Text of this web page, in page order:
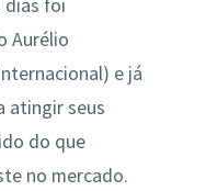
dias foi
Aurélio
e já
atingir seus
do que
no mercado.